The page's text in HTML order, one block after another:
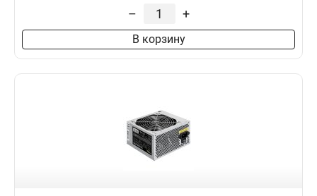
– +
В корзину